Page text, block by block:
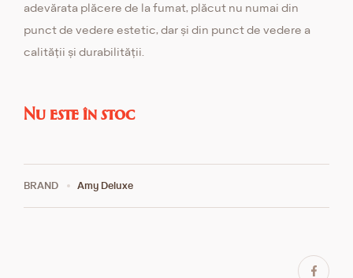
adevărata plăcere de la fumat, plăcut nu numai din
punct de vedere estetic, dar și din punct de vedere a
calității și durabilității.
Nu este în stoc
BRAND Amy Deluxe